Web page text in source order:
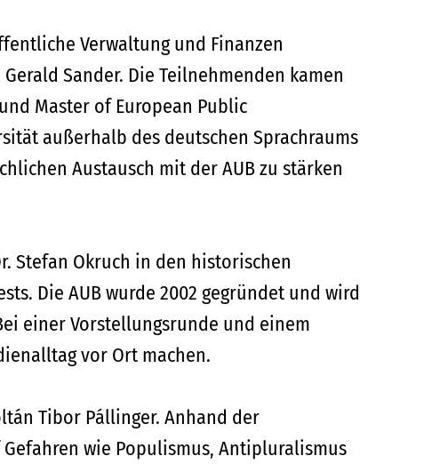
Verwaltung und Finanzen
Sander. Die Teilnehmenden kamen
Master of European Public
außerhalb des deutschen Sprachraums
Austausch mit der AUB zu stärken
Stefan Okruch in den historischen
Die AUB wurde 2002 gegründet und wird
einer Vorstellungsrunde und einem
vor Ort machen.
Tibor Pállinger. Anhand der
wie Populismus, Antipluralismus